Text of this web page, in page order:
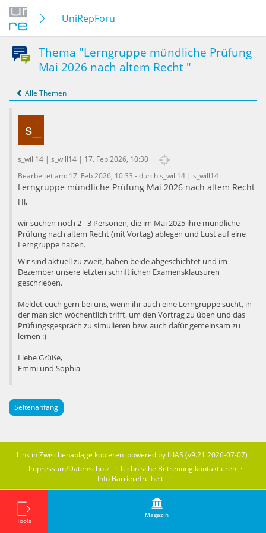
UniRepForum - Examen rundum
Tools
Magazin
Thema "Lerngruppe mündliche Prüfung
Mai 2026 nach altem Recht "
Alle Themen
s_will14 | s_will14 | 17. Feb 2026, 10:30
Bearbeitet am: 17. Feb 2026, 10:33 - durch s_will14 | s_will14
Lerngruppe mündliche Prüfung Mai 2026 nach altem Recht
Hi,
wir suchen noch 2 - 3 Personen, die im Mai 2025 ihre mündliche
Prüfung nach altem Recht (mit Vortag) ablegen und Lust auf eine
Lerngruppe haben.
Wir sind aktuell zu zweit, haben beide abgeschichtet und im
Dezember unsere letzten schriftlichen Examensklausuren
geschrieben.
Meldet euch gern bei uns, wenn ihr auch eine Lerngruppe sucht, in
der man sich wöchentlich trifft, um den Vortrag zu üben und das
Prüfungsgespräch zu simulieren bzw. auch dafür gemeinsam zu
lernen :)
Liebe Grüße,
Emmi und Sophia
Seitenanfang
Link in Zwischenablage kopieren powered by ILIAS (v9.21 2026-07-07)
Impressum/Datenschutz
Technische Betreuung kontaktieren
Info Barrierefreiheit